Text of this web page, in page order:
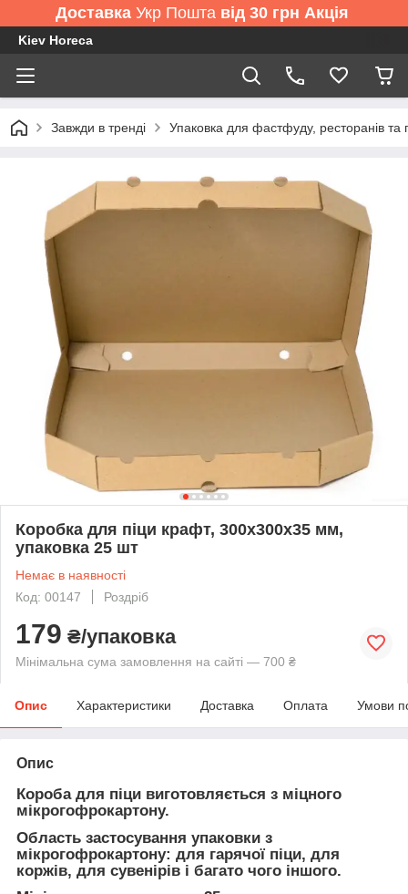
ДоставкаУкр Пошта від 30 грн Акція
Kiev Horeca
Завжди в тренді Упаковка для фастфуду, ресторанів та
Коробка для піци крафт, 300х300х35 мм,
упаковка 25 шт
Немає в наявності
Код: 00147
Роздріб
179 ₴/упаковка
Мінімальна сума замовлення на сайті — 700 ₴
Опис Характеристики Доставка Оплата Умови
Опис
Короба для піци виготовляється з міцного
мікрогофрокартону.
Область застосування упаковки з
мікрогофрокартону: для гарячої піци, для
коржів, для сувенірів і багато чого іншого.